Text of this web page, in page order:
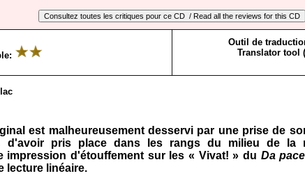
Outil de
Translator tool
est malheu­reusement desservi par une prise de
d'avoir pris place dans les rangs du milieu de la
impression d'étouffement sur les « Vivat! » du Da
lecture linéaire.